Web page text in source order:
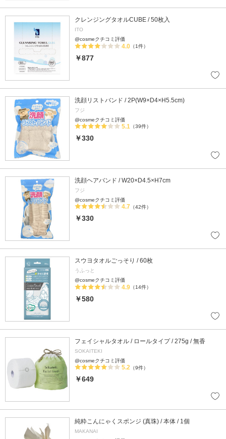
クレンジングタオルCUBE / 50枚入
ITO
@cosmeクチコミ評価
4.0 （1件）
￥877
洗顔リストバンド / 2P(W9×D4×H5.5cm)
フジ
@cosmeクチコミ評価
5.1 （39件）
￥330
洗顔ヘアバンド / W20×D4.5×H7cm
フジ
@cosmeクチコミ評価
4.7 （42件）
￥330
スウヨタオルごっそり / 60枚
うふっと
@cosmeクチコミ評価
4.9 （14件）
￥580
フェイシャルタオル / ロールタイプ / 275g / 無香
SOKAITEKI
@cosmeクチコミ評価
5.2 （9件）
￥649
純粋こんにゃくスポンジ (真珠) / 本体 / 1個
MAKANAI